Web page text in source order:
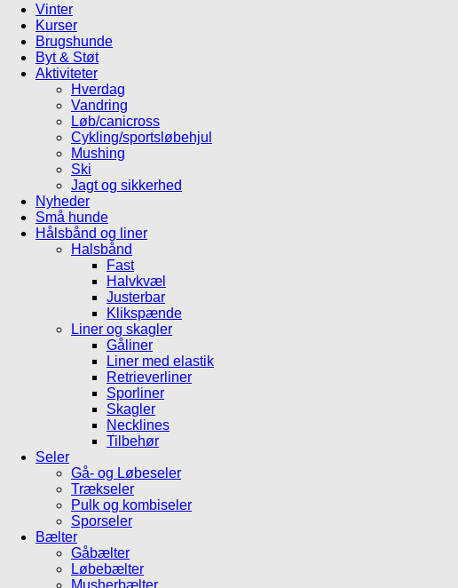
Vinter
Kurser
Brugshunde
Byt & Støt
Aktiviteter
Hverdag
Vandring
Løb/canicross
Cykling/sportsløbehjul
Mushing
Ski
Jagt og sikkerhed
Nyheder
Små hunde
Hålsbånd og liner
Halsbånd
Fast
Halvkvæl
Justerbar
Klikspænde
Liner og skagler
Gåliner
Liner med elastik
Retrieverliner
Sporliner
Skagler
Necklines
Tilbehør
Seler
Gå- og Løbeseler
Trækseler
Pulk og kombiseler
Sporseler
Bælter
Gåbælter
Løbebælter
Musherbælter